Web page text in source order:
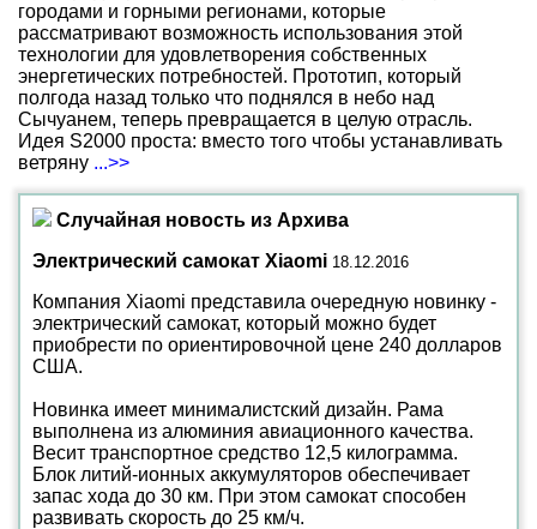
городами и горными регионами, которые
рассматривают возможность использования этой
технологии для удовлетворения собственных
энергетических потребностей. Прототип, который
полгода назад только что поднялся в небо над
Сычуанем, теперь превращается в целую отрасль.
Идея S2000 проста: вместо того чтобы устанавливать
ветряну ...>>
Случайная новость из Архива
Электрический самокат Xiaomi 18.12.2016
Компания Xiaomi представила очередную новинку -
электрический самокат, который можно будет
приобрести по ориентировочной цене 240 долларов
США.
Новинка имеет минималистский дизайн. Рама
выполнена из алюминия авиационного качества.
Весит транспортное средство 12,5 килограмма.
Блок литий-ионных аккумуляторов обеспечивает
запас хода до 30 км. При этом самокат способен
развивать скорость до 25 км/ч.